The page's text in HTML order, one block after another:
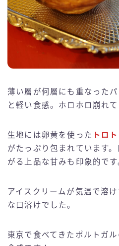
薄い層が何層にも重なったパ
と軽い食感。ホロホロ崩れ
生地には卵黄を使った トロ
がたっぷり包まれています
がる上品な甘みも印象的です
アイスクリームが気温で溶
な口溶けでした。
東京で食べてきたポルトガ